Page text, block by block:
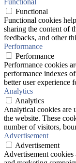
Functional
Functional
Functional cookies
sharing the content of
feedbacks, and other
Performance
Performance
Performance cookies
performance indexes
better user experience
Analytics
Analytics
Analytical cookies are
the website. These
number of visitors,
Advertisement
Advertisement
Advertisement